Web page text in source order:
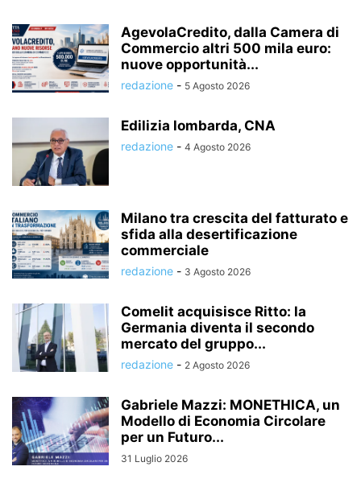
AgevolaCredito, dalla Camera di
Commercio altri 500 mila euro:
nuove opportunità...
redazione - 5 Agosto 2026
Edilizia lombarda, CNA
redazione - 4 Agosto 2026
Milano tra crescita del fatturato e
sfida alla desertificazione
commerciale
redazione - 3 Agosto 2026
Comelit acquisisce Ritto: la
Germania diventa il secondo
mercato del gruppo...
redazione - 2 Agosto 2026
Gabriele Mazzi: MONETHICA, un
Modello di Economia Circolare
per un Futuro...
31 Luglio 2026